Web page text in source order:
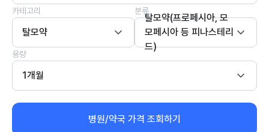
카테고리
탈모약
분류
탈모약(프로페시아, 모
모페시아 등 피나스테리
드)
용량
1개월
병원/약국 가격 조회하기